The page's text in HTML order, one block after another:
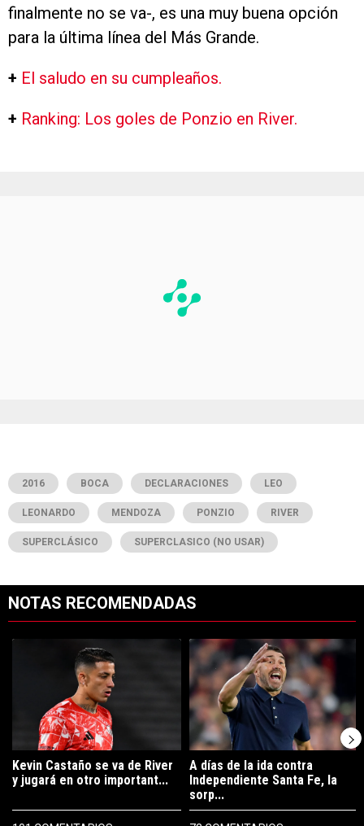
finalmente no se va-, es una muy buena opción
para la última línea del Más Grande.
+ El saludo en su cumpleaños.
+ Ranking: Los goles de Ponzio en River.
2016 BOCA DECLARACIONES LEO
LEONARDO MENDOZA PONZIO RIVER
SUPERCLÁSICO SUPERCLASICO (NO USAR)
NOTAS RECOMENDADAS
Un artículo de tendencia con el título "Kevin Castaño se va de
Kevin Castaño se va de River
y jugará en otro important...
Un artículo de tendencia con el
A días de la ida contra
Independiente Santa Fe, la
sorp...